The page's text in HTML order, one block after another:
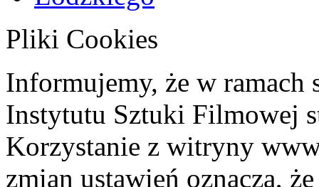
Pliki Cookies
Informujemy, że w ramach
Instytutu Sztuki Filmowej
Korzystanie z witryny
zmian ustawień oznacza,